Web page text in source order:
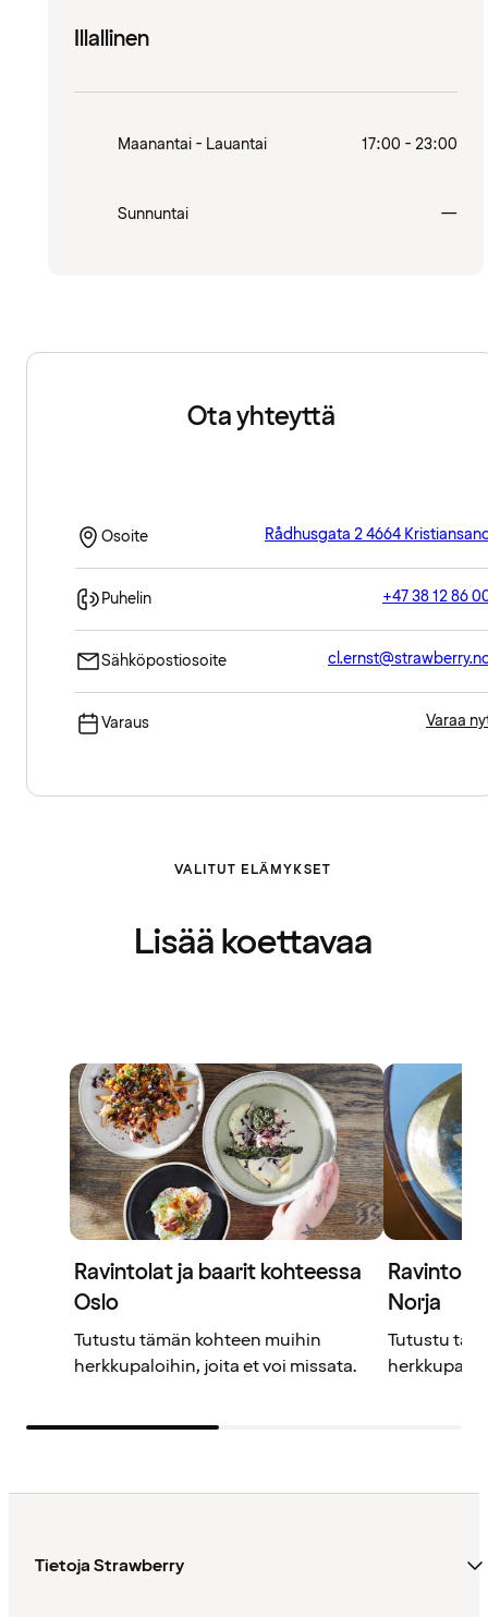
Illallinen
Maanantai - Lauantai 17:00 - 23:00
Sunnuntai —
Ota yhteyttä
Osoite Rådhusgata 2 4664
Puhelin +47 38 12 86
Sähköpostiosoite
Varaus Varaa
VALITUT ELÄMYKSET
Lisää koettavaa
Ravintolat ja baarit kohteessa
Oslo
Tutustu tämän kohteen muihin
herkkupaloihin, joita et voi missata.
Norja
Tutustu
Tietoja Strawberry